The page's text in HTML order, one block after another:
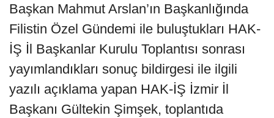
Başkan Mahmut Arslan’ın Başkanlığında
Filistin Özel Gündemi ile buluştukları HAK-
İŞ İl Başkanlar Kurulu Toplantısı sonrası
yayımlandıkları sonuç bildirgesi ile ilgili
yazılı açıklama yapan HAK-İŞ İzmir İl
Başkanı Gültekin Şimşek, toplantıda